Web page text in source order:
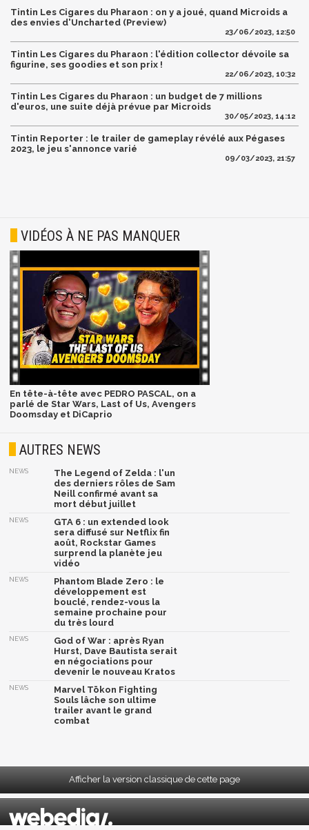
Tintin Les Cigares du Pharaon : on y a joué, quand Microids a
des envies d'Uncharted (Preview)
23/06/2023, 12:50
Tintin Les Cigares du Pharaon : l'édition collector dévoile sa
figurine, ses goodies et son prix !
22/06/2023, 10:32
Tintin Les Cigares du Pharaon : un budget de 7 millions
d'euros, une suite déjà prévue par Microids
30/05/2023, 14:12
Tintin Reporter : le trailer de gameplay révélé aux Pégases
2023, le jeu s'annonce varié
09/03/2023, 21:57
VIDÉOS À NE PAS MANQUER
En tête-à-tête avec PEDRO PASCAL, on a
parlé de Star Wars, Last of Us, Avengers
Doomsday et DiCaprio
AUTRES NEWS
NEWS
The Legend of Zelda : l'un
des derniers rôles de Sam
Neill confirmé avant sa
mort début juillet
NEWS
GTA 6 : un extended look
sera diffusé sur Netflix fin
août, Rockstar Games
surprend la planète jeu
vidéo
NEWS
Phantom Blade Zero : le
développement est
bouclé, rendez-vous la
semaine prochaine pour
du très lourd
NEWS
God of War : après Ryan
Hurst, Dave Bautista serait
en négociations pour
devenir le nouveau Kratos
NEWS
Marvel Tōkon Fighting
Souls lâche son ultime
trailer avant le grand
combat
Afficher la version classique de cette page